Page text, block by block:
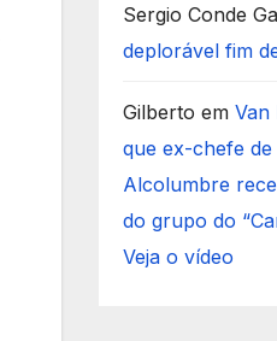
Sergio Conde
deplorável fim
Gilberto em Van
que ex-chefe de
Alcolumbre
do grupo do
Veja o vídeo